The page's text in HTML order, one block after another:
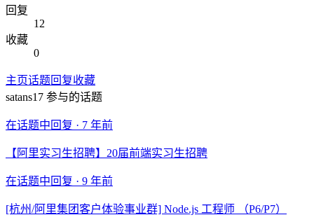
回复
12
收藏
0
主页话题回复收藏
satans17 参与的话题
在话题中回复 · 7 年前
【阿里实习生招聘】20届前端实习生招聘
在话题中回复 · 9 年前
[杭州/阿里集团客户体验事业群] Node.js 工程师 （P6/P7）